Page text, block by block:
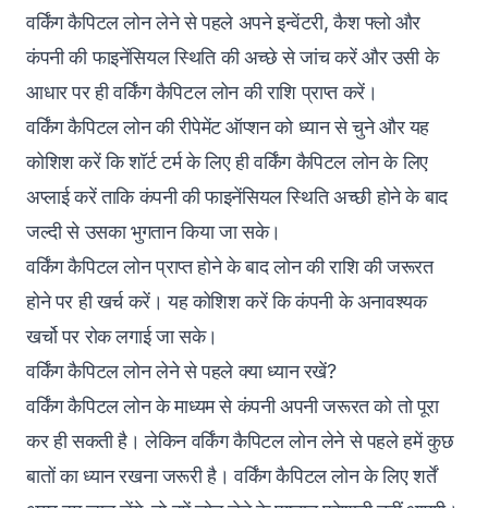
वर्किंग कैपिटल लोन लेने से पहले अपने इन्वेंटरी, कैश फ्लो और
कंपनी की फाइनेंसियल स्थिति की अच्छे से जांच करें और उसी के
आधार पर ही वर्किंग कैपिटल लोन की राशि प्राप्त करें।
वर्किंग कैपिटल लोन की रीपेमेंट ऑप्शन को ध्यान से चुने और यह
कोशिश करें कि शॉर्ट टर्म के लिए ही वर्किंग कैपिटल लोन के लिए
अप्लाई करें ताकि कंपनी की फाइनेंसियल स्थिति अच्छी होने के बाद
जल्दी से उसका भुगतान किया जा सके।
वर्किंग कैपिटल लोन प्राप्त होने के बाद लोन की राशि की जरूरत
होने पर ही खर्च करें। यह कोशिश करें कि कंपनी के अनावश्यक
खर्चो पर रोक लगाई जा सके‌।
वर्किंग कैपिटल लोन लेने से पहले क्या ध्यान रखें?
वर्किंग कैपिटल लोन के माध्यम से कंपनी अपनी जरूरत को तो पूरा
कर ही सकती है। लेकिन वर्किंग कैपिटल लोन लेने से पहले हमें कुछ
बातों का ध्यान रखना जरूरी है। वर्किंग कैपिटल लोन के लिए शर्तें